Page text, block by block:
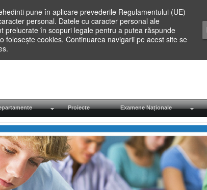
pune în aplicare prevederile Regulamentului (UE)
personal. Datele cu caracter personal ale
prelucrate în scopuri legale pentru a putea răspunde
folosește cookies. Continuarea navigarii pe acest site se
Proiecte Examene Naționale